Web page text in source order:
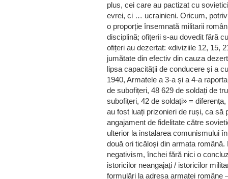
plus, cei care au pactizat cu
evrei, ci … ucrainieni. Oricum,
o proporție însemnată militarii
disciplină; ofițerii s-au dovedit fără
ofițeri au dezertat: «diviziile 12, 15,
jumătate din efectiv din cauza
lipsa capacității de conducere și a
1940, Armatele a 3-a și a 4-a
de subofițeri, 48 629 de soldați de
subofițeri, 42 de soldați» =
au fost luați prizonieri de ruși, ca să
angajament de fidelitate către
ulterior la instalarea comunismului
două ori ticăloși din armata
negativism, închei fără nici o
istoricilor neangajați / istoricilor
formulări la adresa armatei române